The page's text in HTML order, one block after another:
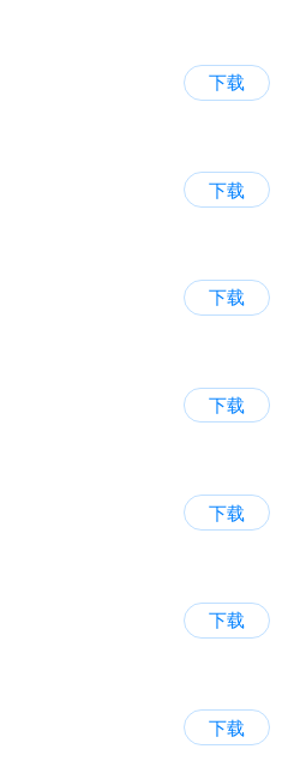
下载
下载
下载
下载
下载
下载
下载